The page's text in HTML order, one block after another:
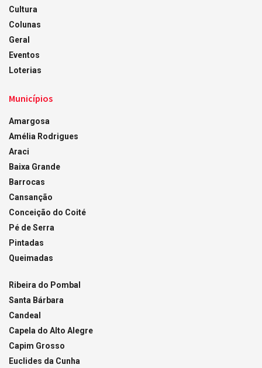
Cultura
Colunas
Geral
Eventos
Loterias
Municípios
Amargosa
Amélia Rodrigues
Araci
Baixa Grande
Barrocas
Cansanção
Conceição do Coité
Pé de Serra
Pintadas
Queimadas
Ribeira do Pombal
Santa Bárbara
Candeal
Capela do Alto Alegre
Capim Grosso
Euclides da Cunha